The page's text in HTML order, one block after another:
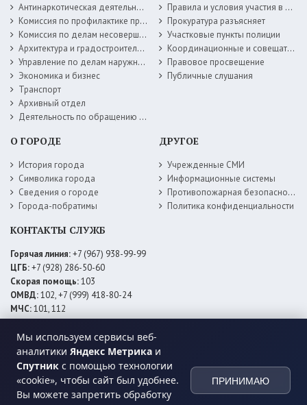
Мы используем сервисы веб-
аналитики Яндекс Метрика и
Спутник с помощью технологии
«cookie», чтобы сайт был удобнее.
Вы можете запретить обработку
ПРИНИМАЮ
Антинаркотическая деятельность
Комиссия по профилактике правонарушений
Комиссия по делам несовершеннолетних
Архитектура и градостроительство
Управление по делам наружной рекламы
Экономика и бизнес
Транспорт
Архивный отдел
Деятельность по обращению с животными без владельцев
Правила и условия участия в жилищных программах
Прокуратура разъясняет
Участковые пункты полиции
Координационные и совещательные органы
Правовое просвещение
Публичные слушания
О ГОРОДЕ
История города
Символика города
Сведения о городе
Города-побратимы
ДРУГОЕ
Учрежденные СМИ
Информационные системы
Противопожарная безопасность
Политика конфиденциальности
КОНТАКТЫ СЛУЖБ
Горячая линия:+7 (967) 938-99-99
ЦГБ:+7 (928) 286-50-60
Скорая помощь:103
ОМВД:102, +7 (999) 418-80-24
МЧС:101, 112
ЕДДС:+7 (928) 576-09-83
Электросети:+7 (800) 220-02-20
Даггаз:+7 (928) 980-64-04
Горводоснаб: +7 (928) 559-59-74
Теплоснаб: +7 (928) 873-27-09
МФЦ:+7 (938) 777-82-44